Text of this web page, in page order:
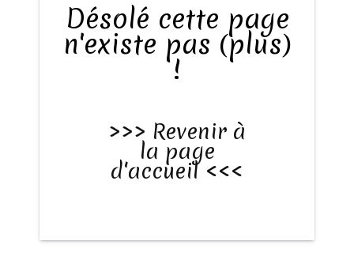
Désolé cette page
n'existe pas (plus)
!
>>> Revenir à
la page
d'accueil <<<